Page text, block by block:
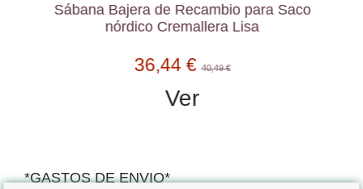
Sábana Bajera de Recambio para Saco
nórdico Cremallera Lisa
36,44 € 40,49 €
Ver
*GASTOS DE ENVIO*